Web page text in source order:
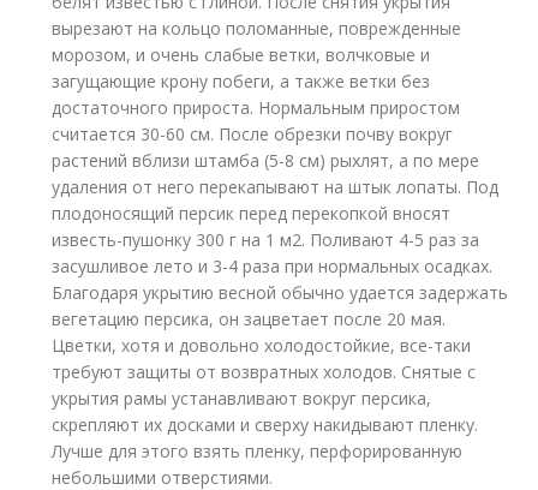
вырезают на кольцо поломанные, поврежденные
морозом, и очень слабые ветки, волчковые и
загущающие крону побеги, а также ветки без
достаточного прироста. Нормальным приростом
считается 30-60 см. После обрезки почву вокруг
растений вблизи штамба (5-8 см) рыхлят, а по мере
удаления от него перекапывают на штык лопаты. Под
плодоносящий персик перед перекопкой вносят
известь-пушонку 300 г на 1 м2. Поливают 4-5 раз за
засушливое лето и 3-4 раза при нормальных осадках.
Благодаря укрытию весной обычно удается задержать
вегетацию персика, он зацветает после 20 мая.
Цветки, хотя и довольно холодостойкие, все-таки
требуют защиты от возвратных холодов. Снятые с
укрытия рамы устанавливают вокруг персика,
скрепляют их досками и сверху накидывают пленку.
Лучше для этого взять пленку, перфорированную
небольшими отверстиями.